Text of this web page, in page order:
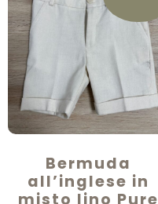
Bermuda
all’inglese in
misto lino Pure